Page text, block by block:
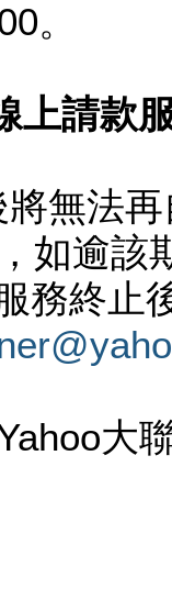
。
上請款
無法
如逾該
務終止
大